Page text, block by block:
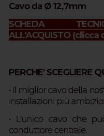
Cavo da Ø 12,7mm
SCHEDA
ALL'ACQUISTO (clicca
PERCHE' SCEGLIERE
• Il miglior cavo della
installazioni più
• L'unico cavo che
conduttore centrale.